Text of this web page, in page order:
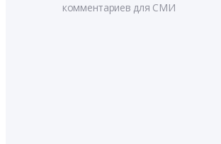
комментариев для СМИ